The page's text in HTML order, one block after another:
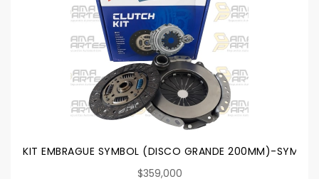
KIT EMBRAGUE SYMBOL (DISCO GRANDE 200MM)-
$359,000